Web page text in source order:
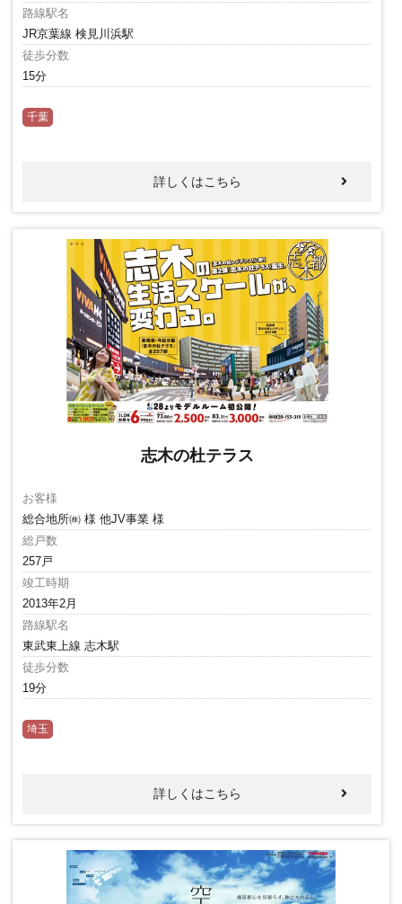
路線駅名
JR京葉線 検見川浜駅
徒歩分数
15分
千葉
詳しくはこちら
志木の杜テラス
お客様
総合地所㈱ 様 他JV事業 様
総戸数
257戸
竣工時期
2013年2月
路線駅名
東武東上線 志木駅
徒歩分数
19分
埼玉
詳しくはこちら